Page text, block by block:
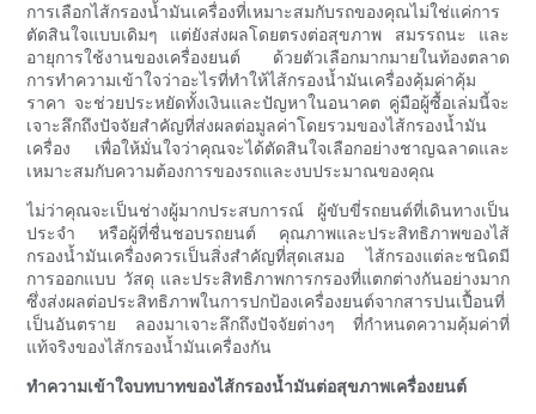
การเลือกไส้กรองน้ำมันเครื่องที่เหมาะสมกับรถของคุณไม่ใช่แค่การ
ตัดสินใจแบบเดิมๆ แต่ยังส่งผลโดยตรงต่อสุขภาพ สมรรถนะ และ
อายุการใช้งานของเครื่องยนต์ ด้วยตัวเลือกมากมายในท้องตลาด
การทำความเข้าใจว่าอะไรที่ทำให้ไส้กรองน้ำมันเครื่องคุ้มค่าคุ้ม
ราคา จะช่วยประหยัดทั้งเงินและปัญหาในอนาคต คู่มือผู้ซื้อเล่มนี้จะ
เจาะลึกถึงปัจจัยสำคัญที่ส่งผลต่อมูลค่าโดยรวมของไส้กรองน้ำมัน
เครื่อง เพื่อให้มั่นใจว่าคุณจะได้ตัดสินใจเลือกอย่างชาญฉลาดและ
เหมาะสมกับความต้องการของรถและงบประมาณของคุณ
ไม่ว่าคุณจะเป็นช่างผู้มากประสบการณ์ ผู้ขับขี่รถยนต์ที่เดินทางเป็น
ประจำ หรือผู้ที่ชื่นชอบรถยนต์ คุณภาพและประสิทธิภาพของไส้
กรองน้ำมันเครื่องควรเป็นสิ่งสำคัญที่สุดเสมอ ไส้กรองแต่ละชนิดมี
การออกแบบ วัสดุ และประสิทธิภาพการกรองที่แตกต่างกันอย่างมาก
ซึ่งส่งผลต่อประสิทธิภาพในการปกป้องเครื่องยนต์จากสารปนเปื้อนที่
เป็นอันตราย ลองมาเจาะลึกถึงปัจจัยต่างๆ ที่กำหนดความคุ้มค่าที่
แท้จริงของไส้กรองน้ำมันเครื่องกัน
ทำความเข้าใจบทบาทของไส้กรองน้ำมันต่อสุขภาพเครื่องยนต์